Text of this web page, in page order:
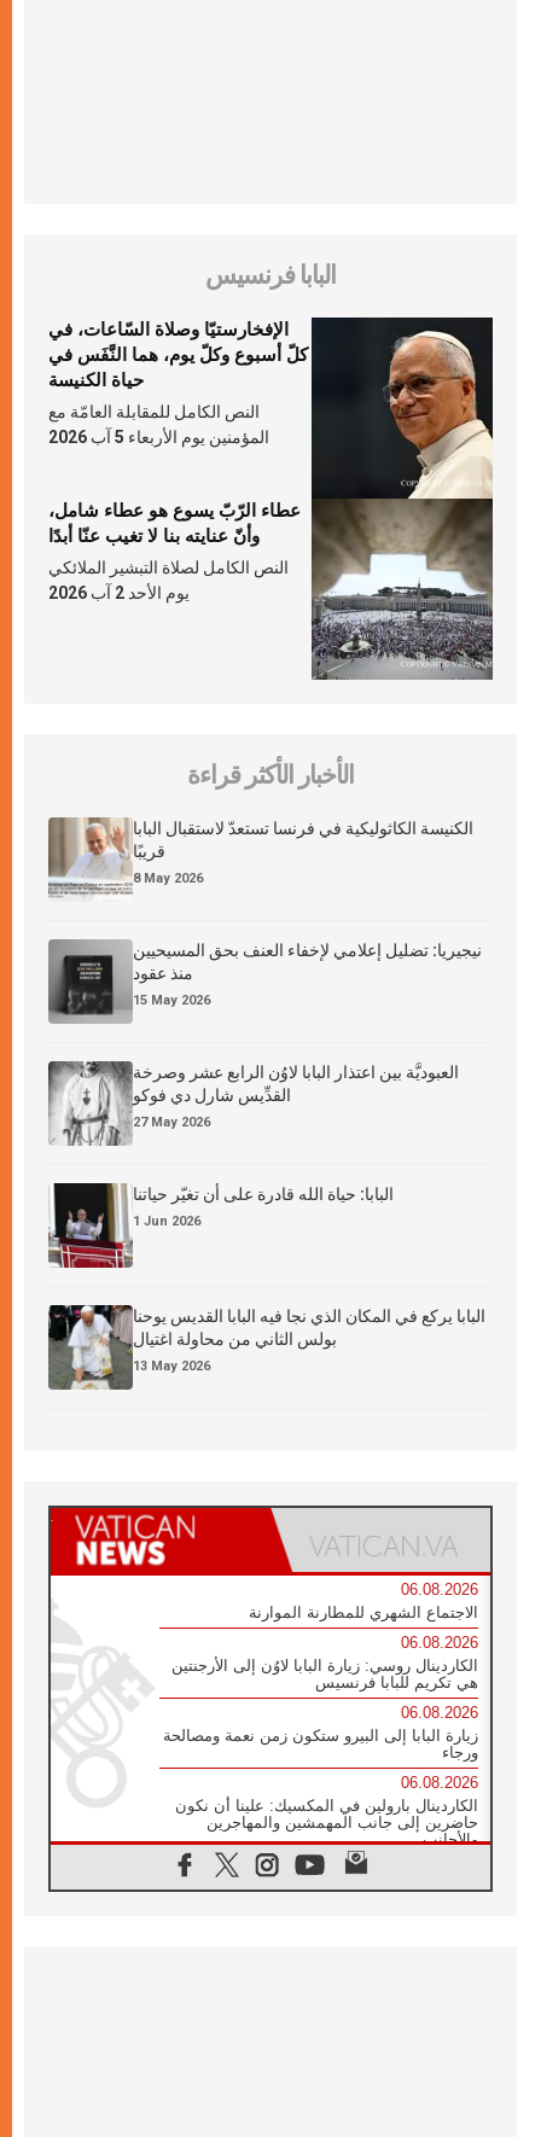
البابا فرنسيس
الإفخارستيّا وصلاة السّاعات، في
كلّ أسبوع وكلّ يوم، هما النَّفَس في
حياة الكنيسة
النص الكامل للمقابلة العامّة مع
المؤمنين يوم الأربعاء 5 آب 2026
عطاء الرّبّ يسوع هو عطاء شامل،
وأنّ عنايته بنا لا تغيب عنّا أبدًا
النص الكامل لصلاة التبشير الملائكي
يوم الأحد 2 آب 2026
الأخبار الأكثر قراءة
الكنيسة الكاثوليكية في فرنسا تستعدّ لاستقبال البابا
قريبًا
8 May 2026
نيجيريا: تضليل إعلامي لإخفاء العنف بحق المسيحيين
منذ عقود
15 May 2026
العبوديَّة بين اعتذار البابا لاوُن الرابع عشر وصرخة
القدِّيس شارل دي فوكو
27 May 2026
البابا: حياة الله قادرة على أن تغيّر حياتنا
1 Jun 2026
البابا يركع في المكان الذي نجا فيه البابا القديس يوحنا
بولس الثاني من محاولة اغتيال
13 May 2026
06.08.2026
الاجتماع الشهري للمطارنة الموارنة
06.08.2026
الكاردينال روسي: زيارة البابا لاوُن إلى الأرجنتين
هي تكريم للبابا فرنسيس
06.08.2026
زيارة البابا إلى البيرو ستكون زمن نعمة ومصالحة
ورجاء
06.08.2026
الكاردينال بارولين في المكسيك: علينا أن نكون
حاضرين إلى جانب المهمشين والمهاجرين
والأجانب
البابا لاوُن الرابع عشر للشباب في أسيزي: